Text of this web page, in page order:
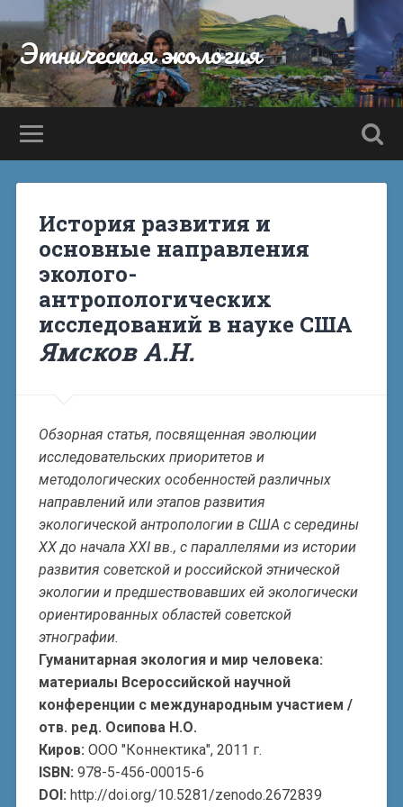
Этническая экология
История развития и
основные направления
эколого-
антропологических
исследований в науке США
Ямсков А.Н.
Обзорная статья, посвященная эволюции
исследовательских приоритетов и
методологических особенностей различных
направлений или этапов развития
экологической антропологии в США с середины
XX до начала XXI вв., с параллелями из истории
развития советской и российской этнической
экологии и предшествовавших ей экологически
ориентированных областей советской
этнографии.
Гуманитарная экология и мир человека:
материалы Всероссийской научной
конференции с международным участием /
отв. ред. Осипова Н.О.
Киров: ООО "Коннектика", 2011 г.
ISBN: 978-5-456-00015-6
DOI: http://doi.org/10.5281/zenodo.2672839